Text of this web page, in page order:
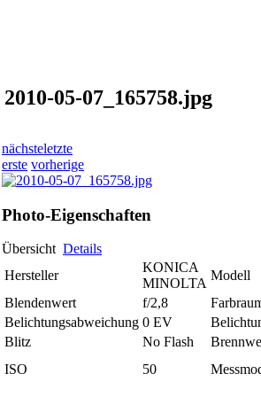
2010-05-07_165758.jpg
nächsteletzte
erste vorherige
Photo-Eigenschaften
Übersicht Details
Hersteller
KONICA
MINOLTA
Modell
Blendenwert
f/2,8
Belichtungsabweichung 0 EV
Blitz
No Flash
ISO
50